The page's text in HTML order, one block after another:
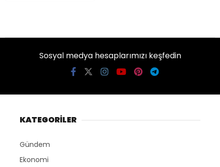
Sosyal medya hesaplarımızı keşfedin
KATEGORİLER
Gündem
Ekonomi